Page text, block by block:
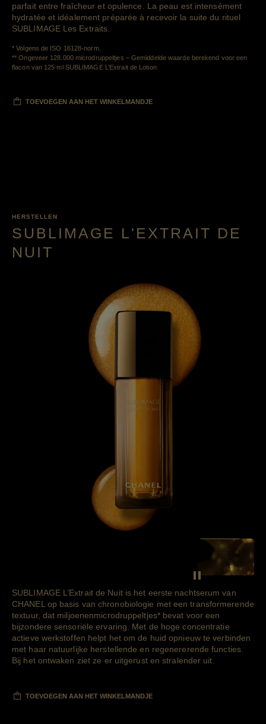
parfait entre fraîcheur et opulence. La peau est intensément
hydratée et idéalement préparée à recevoir la suite du rituel
SUBLIMAGE Les Extraits.
* Volgens de ISO 16128-norm.
** Ongeveer 128.000 microdruppeltjes – Gemiddelde waarde berekend voor een
flacon van 125 ml SUBLIMAGE L’Extrait de Lotion.
TOEVOEGEN AAN HET WINKELMANDJE
HERSTELLEN
SUBLIMAGE L'EXTRAIT DE
NUIT
Decoratieve
SEE THE
SUBLIMAGE L’Extrait de Nuit is het eerste nachtserum van
CHANEL op basis van chronobiologie met een transformerende
textuur, dat miljoenenmicrodruppeltjes*bevat voor een
bijzondere sensoriële ervaring. Met de hoge concentratie
actieve werkstoffen helpt het om de huid opnieuw te verbinden
met haar natuurlijke herstellende en regenererende functies.
Bij het ontwaken ziet ze er uitgerust en stralender uit.
TOEVOEGEN AAN HET WINKELMANDJE